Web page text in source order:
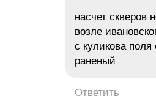
насчет скверов
возле
с куликова
раненый
Ответить